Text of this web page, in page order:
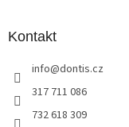
Kontakt
info@dontis.cz
317 711 086
732 618 309